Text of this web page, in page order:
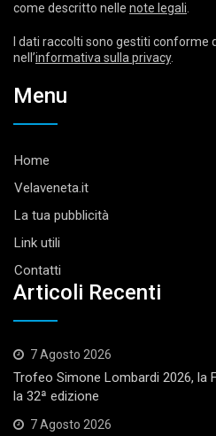
come descritto nelle note legali
I dati raccolti sono gestiti conforme
nell’informativa sulla privacy.
Menu
Home
Velaveneta.it
La tua pubblicità
Link utili
Contatti
Articoli Recenti
7 Agosto 2026
Trofeo Simone Lombardi 2026, la
la 32ª edizione
7 Agosto 2026